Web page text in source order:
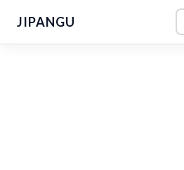
JIPANGU